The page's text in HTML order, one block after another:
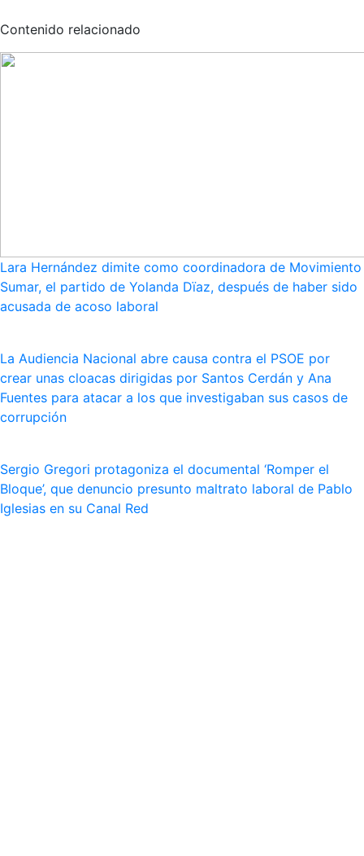
Contenido relacionado
Lara Hernández dimite como coordinadora de Movimiento
Sumar, el partido de Yolanda Dïaz, después de haber sido
acusada de acoso laboral
La Audiencia Nacional abre causa contra el PSOE por
crear unas cloacas dirigidas por Santos Cerdán y Ana
Fuentes para atacar a los que investigaban sus casos de
corrupción
Sergio Gregori protagoniza el documental ‘Romper el
Bloque’, que denuncio presunto maltrato laboral de Pablo
Iglesias en su Canal Red